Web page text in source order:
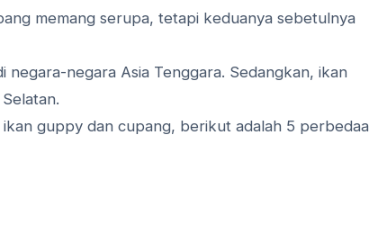
memang serupa, tetapi keduanya sebetulnya
negara Asia Tenggara. Sedangkan, ikan
guppy dan cupang, berikut adalah 5